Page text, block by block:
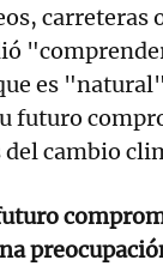
carreteras
es
futuro
del cambio